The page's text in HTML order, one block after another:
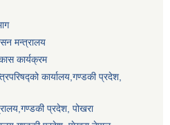
मन्त्रालय
कार्यक्रम
कार्यालय,गण्डकी प्रदेश,
प्रदेश, पोखरा